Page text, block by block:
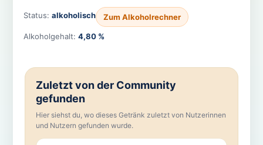
Status: alkoholisch Zum Alkoholrechner
Alkoholgehalt: 4,80 %
Zuletzt von der Community
gefunden
Hier siehst du, wo dieses Getränk zuletzt von Nutzerinnen
und Nutzern gefunden wurde.